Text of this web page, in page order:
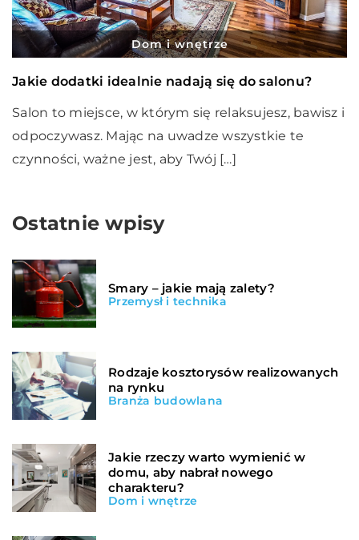
Dom i wnętrze
Jakie dodatki idealnie nadają się do salonu?
Salon to miejsce, w którym się relaksujesz, bawisz i
odpoczywasz. Mając na uwadze wszystkie te
czynności, ważne jest, aby Twój […]
Ostatnie wpisy
Smary – jakie mają zalety?
Przemysł i technika
Rodzaje kosztorysów realizowanych
na rynku
Branża budowlana
Jakie rzeczy warto wymienić w
domu, aby nabrał nowego
charakteru?
Dom i wnętrze